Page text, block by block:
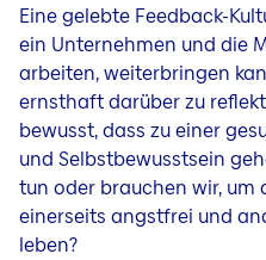
Eine gelebte Feedback-
ein Unternehmen und die
arbeiten, weiterbringen
ernsthaft darüber zu
bewusst, dass zu einer
und Selbstbewusstsein
tun oder brauchen wir, um
einerseits angstfrei und
leben?